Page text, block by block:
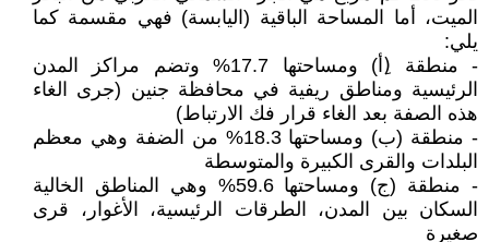
الميت، أما المساحة الباقية (اليابسة) فهي مقسمة كما
يلي:
- منطقة (ِأ) ومساحتها 17.7% وتضم مراكز المدن
الرئيسية ومناطق ريفية في محافظة جنين (جرى الغاء
هذه الصفة بعد الغاء قرار فك الارتباط)
- منطقة (ب) ومساحتها 18.3% من الضفة وهي معظم
البلدات والقرى الكبيرة والمتوسطة
- منطقة (ج) ومساحتها 59.6% وهي المناطق الخالية
السكان بين المدن، الطرقات الرئيسية، الأغوار، قرى
صغيرة